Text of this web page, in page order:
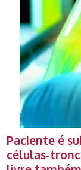
Paciente é
células-